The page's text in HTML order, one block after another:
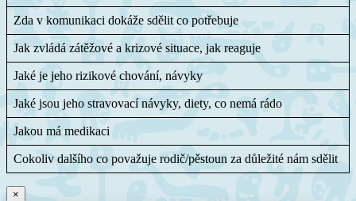
Zda v komunikaci dokáže sdělit co potřebuje
Jak zvládá zátěžové a krizové situace, jak reaguje
Jaké je jeho rizikové chování, návyky
Jaké jsou jeho stravovací návyky, diety, co nemá rádo
Jakou má medikaci
Cokoliv dalšího co považuje rodič/pěstoun za důležité nám sdělit
×